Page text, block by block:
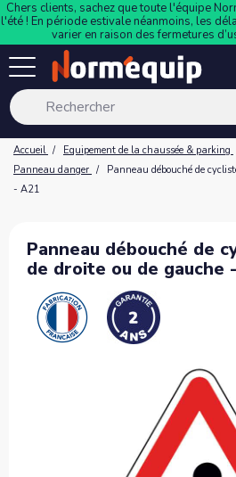
Chers clients, sachez que toute l'équipe
l'été ! En période estivale néanmoins, les
varier en raison des fermetures
Accueil Equipement de la chaussée & parking
Panneau danger
Panneau débouché de
- A21
Panneau débouché de
de droite ou de gauche